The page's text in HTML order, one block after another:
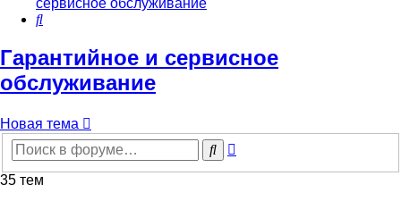
сервисное обслуживание
Поиск
Гарантийное и сервисное
обслуживание
Новая тема
Поиск
35 тем